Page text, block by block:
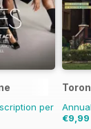
per
€9,99